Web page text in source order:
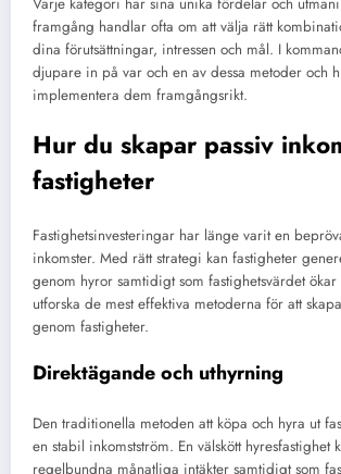
framgång handlar ofta om att välja rätt
dina förutsättningar, intressen och mål. I
djupare in på var och en av dessa metoder och
implementera dem framgångsrikt.
Hur du skapar passiv
fastigheter
Fastighetsinvesteringar har länge varit en
inkomster. Med rätt strategi kan fastigheter
genom hyror samtidigt som fastighetsvärdet ökar
utforska de mest effektiva metoderna för att
genom fastigheter.
Direktägande och uthyrning
Den traditionella metoden att köpa och hyra ut
en stabil inkomstström. En välskött hyresfastighet
regelbundna månatliga intäkter samtidigt som